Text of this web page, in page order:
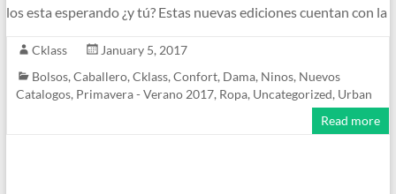
los esta esperando ¿y tú? Estas nuevas ediciones cuentan con la
Cklass
January 5, 2017
Bolsos, Caballero, Cklass, Confort, Dama, Ninos, Nuevos
Catalogos, Primavera - Verano 2017, Ropa, Uncategorized, Urban
Read more